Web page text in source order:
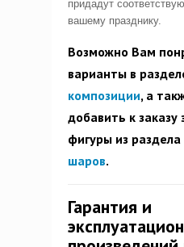
придадут
вашему празднику.
Возможно Вам
варианты в
композиции, а
добавить к
фигуры из раздела
шаров.
Гарантия и